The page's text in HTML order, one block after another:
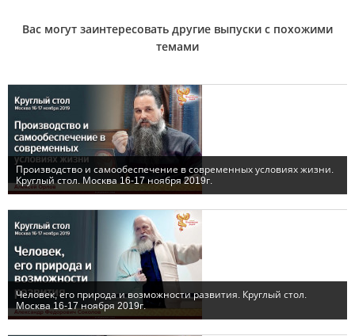
Вас могут заинтересовать другие выпуски с похожими
темами